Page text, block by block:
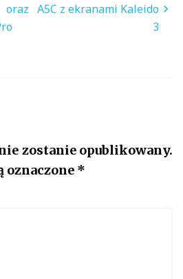
A5C z ekranami Kaleido
3
zostanie opublikowany.
oznaczone *